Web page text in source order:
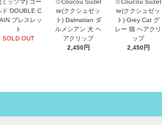
ミッソマ) ゴー
ド DOUBLE C
ブレスレッ
ト
SOLD OUT
☆Coucou Suzet
te(ククシュゼッ
ト) Dalmatian ダ
ルメシアン 犬 ヘ
アクリップ
2,450円
☆Coucou Suzet
te(ククシュゼッ
ト) Grey Cat グ
レー 猫 ヘアクリ
ップ
2,450円